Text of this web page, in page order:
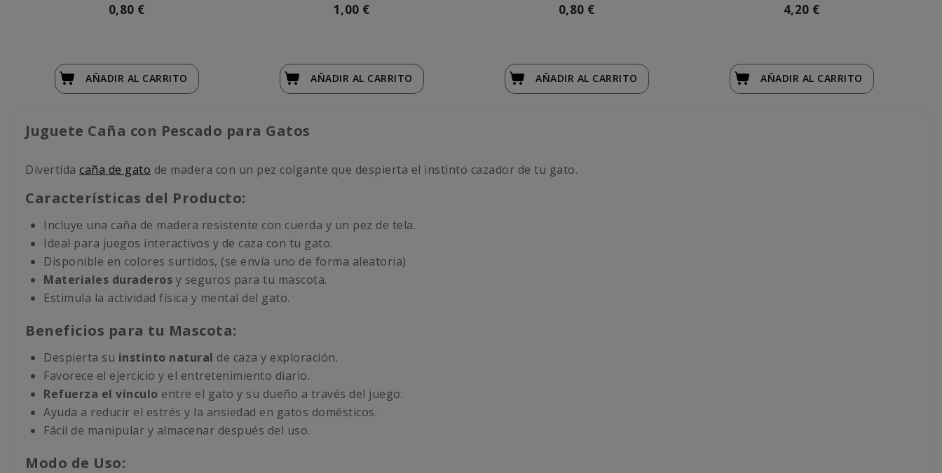
0,80 €
AÑADIR AL CARRITO
1,00 €
AÑADIR AL CARRITO
0,80 €
AÑADIR AL CARRITO
4,20 €
AÑADIR AL CARRITO
Juguete Caña con Pescado para Gatos
Divertida caña de gato de madera con un pez colgante que despierta el instinto cazador de tu gato.
Características del Producto:
Incluye una caña de madera resistente con cuerda y un pez de tela.
Ideal para juegos interactivos y de caza con tu gato.
Disponible en colores surtidos, (se envía uno de forma aleatoria)
Materiales duraderos y seguros para tu mascota.
Estimula la actividad física y mental del gato.
Beneficios para tu Mascota:
Despierta su instinto natural de caza y exploración.
Favorece el ejercicio y el entretenimiento diario.
Refuerza el vínculo entre el gato y su dueño a través del juego.
Ayuda a reducir el estrés y la ansiedad en gatos domésticos.
Fácil de manipular y almacenar después del uso.
Modo de Uso: